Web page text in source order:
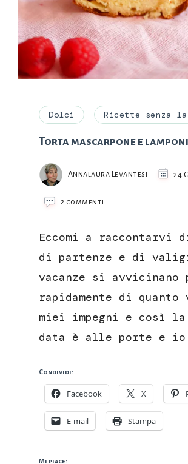
Dolci Ricette senza
Torta mascarpone e lamponi
Annalaura Levantesi 24
2 commenti
e
Eccomi a raccontarvi
di partenze e di
vacanze si avvicinano
rapidamente di quanto
miei impegni e così
data è alle porte e io
Condividi:
Facebook X
E-mail Stampa
Mi piace: